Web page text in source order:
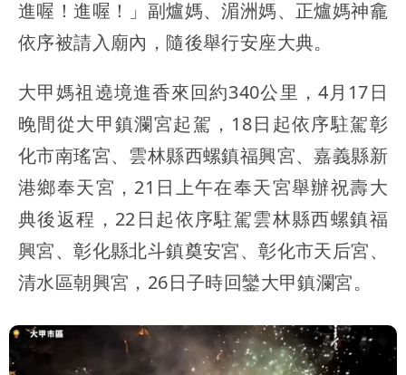
進喔！進喔！」副爐媽、湄洲媽、正爐媽神龕
依序被請入廟內，隨後舉行安座大典。
大甲媽祖遶境進香來回約340公里，4月17日
晚間從大甲鎮瀾宮起駕，18日起依序駐駕彰
化市南瑤宮、雲林縣西螺鎮福興宮、嘉義縣新
港鄉奉天宮，21日上午在奉天宮舉辦祝壽大
典後返程，22日起依序駐駕雲林縣西螺鎮福
興宮、彰化縣北斗鎮奠安宮、彰化市天后宮、
清水區朝興宮，26日子時回鑾大甲鎮瀾宮。